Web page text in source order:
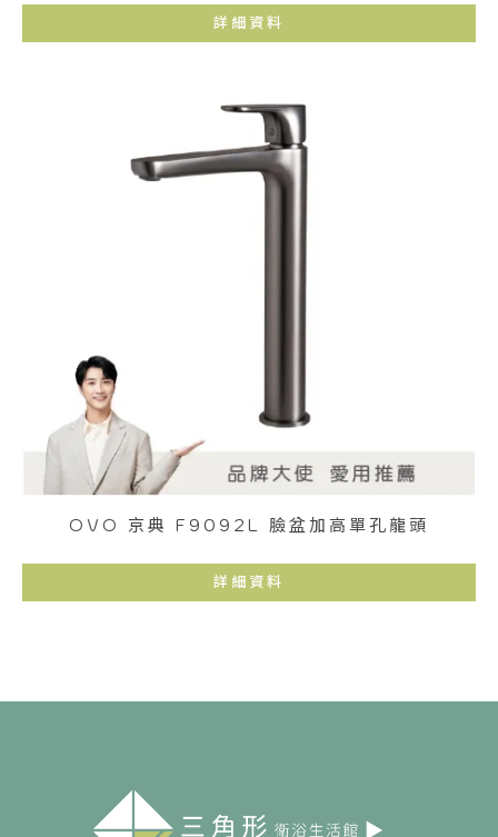
詳細資料
OVO 京典 F9092L 臉盆加高單孔龍頭
詳細資料